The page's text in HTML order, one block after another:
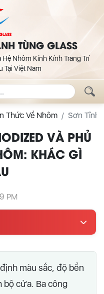
TÙNG GLASS
Hệ Nhôm Kính Kính Trang Trí
Tại Việt Nam
Thức Về Nhôm Sơn Tĩnh
VÀ PHỦ
KHÁC GÌ
PM
màu sắc, độ bền
bộ cửa. Ba công